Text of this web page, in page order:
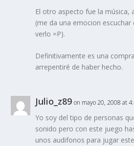
El otro aspecto fue la música,
(me da una emocion escuchar
verlo =P).
Definitivamente es una
arrepentiré de haber hecho.
Julio_z89 on mayo 20, 2008 at
Yo soy del tipo de personas
sonido pero con este juego
unos audifonos para jugar